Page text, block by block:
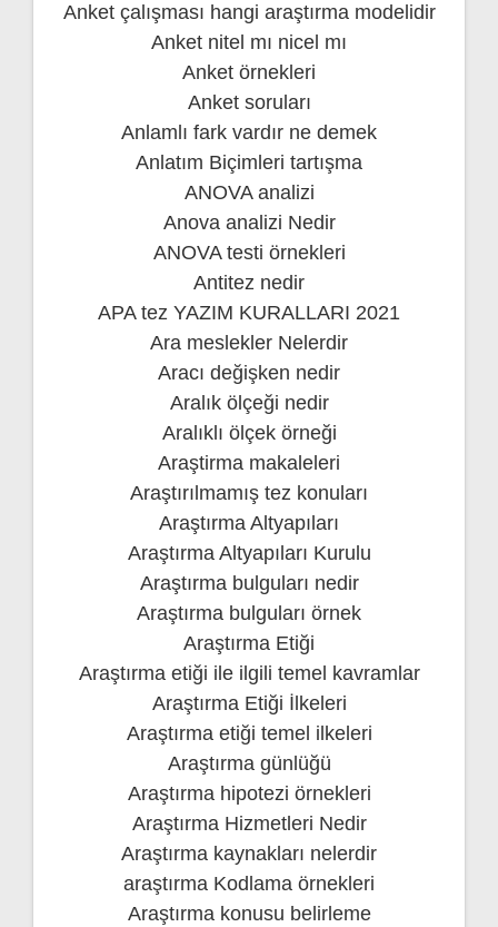
Anket çalışması hangi araştırma modelidir
Anket nitel mı nicel mı
Anket örnekleri
Anket soruları
Anlamlı fark vardır ne demek
Anlatım Biçimleri tartışma
ANOVA analizi
Anova analizi Nedir
ANOVA testi örnekleri
Antitez nedir
APA tez YAZIM KURALLARI 2021
Ara meslekler Nelerdir
Aracı değişken nedir
Aralık ölçeği nedir
Aralıklı ölçek örneği
Araştirma makaleleri
Araştırılmamış tez konuları
Araştırma Altyapıları
Araştırma Altyapıları Kurulu
Araştırma bulguları nedir
Araştırma bulguları örnek
Araştırma Etiği
Araştırma etiği ile ilgili temel kavramlar
Araştırma Etiği İlkeleri
Araştırma etiği temel ilkeleri
Araştırma günlüğü
Araştırma hipotezi örnekleri
Araştırma Hizmetleri Nedir
Araştırma kaynakları nelerdir
araştırma Kodlama örnekleri
Araştırma konusu belirleme